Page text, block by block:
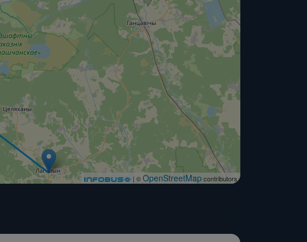
| ©OpenStreetMapcontributors